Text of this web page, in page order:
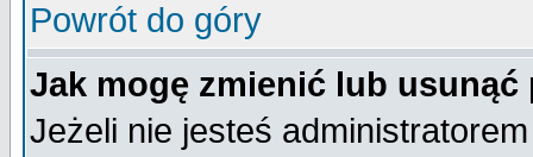
Powrót do góry
Jak mogę zmienić lub usunąć
Jeżeli nie jesteś